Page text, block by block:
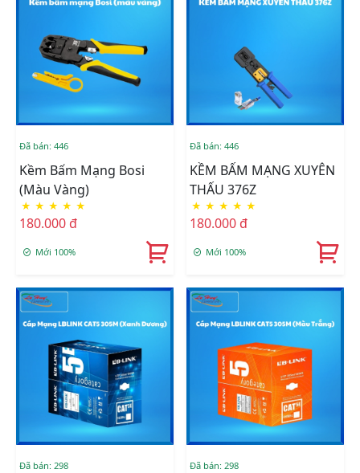
Đã bán: 446
Kềm Bấm Mạng Bosi
(màu Vàng)
★ ★ ★ ★ ★
180.000 đ
Mới 100%
Đã bán: 446
KỀM BẤM MẠNG XUYÊN
THẤU 376Z
★ ★ ★ ★ ★
180.000 đ
Mới 100%
Đã bán: 298 Đã bán: 298